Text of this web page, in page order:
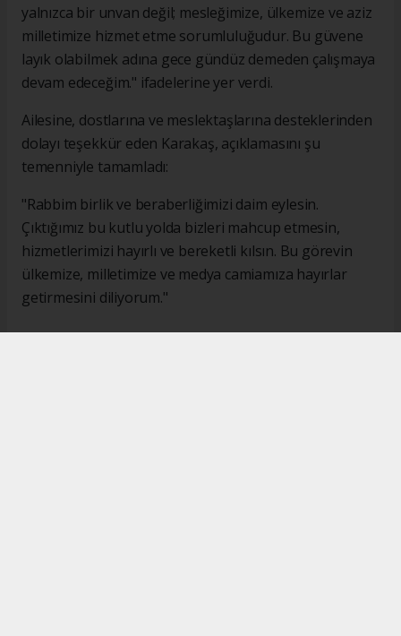
yalnızca bir unvan değil; mesleğimize, ülkemize ve aziz
milletimize hizmet etme sorumluluğudur. Bu güvene
layık olabilmek adına gece gündüz demeden çalışmaya
devam edeceğim." ifadelerine yer verdi.
Ailesine, dostlarına ve meslektaşlarına desteklerinden
dolayı teşekkür eden Karakaş, açıklamasını şu
temenniyle tamamladı:
"Rabbim birlik ve beraberliğimizi daim eylesin.
Çıktığımız bu kutlu yolda bizleri mahcup etmesin,
hizmetlerimizi hayırlı ve bereketli kılsın. Bu görevin
ülkemize, milletimize ve medya camiamıza hayırlar
getirmesini diliyorum."